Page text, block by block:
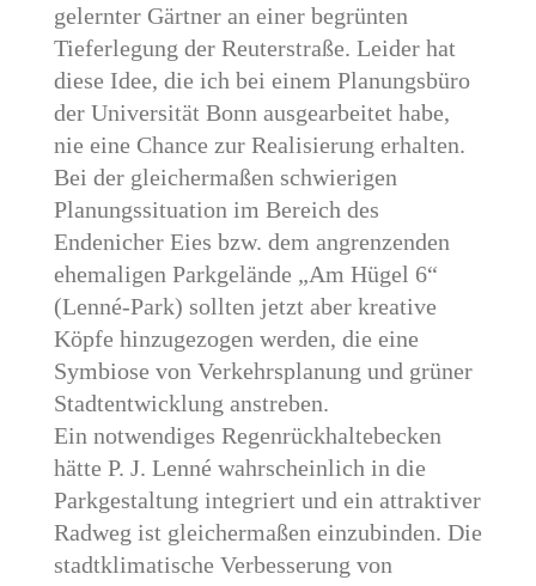
gelernter Gärtner an einer begrünten
Tieferlegung der Reuterstraße. Leider hat
diese Idee, die ich bei einem Planungsbüro
der Universität Bonn ausgearbeitet habe,
nie eine Chance zur Realisierung erhalten.
Bei der gleichermaßen schwierigen
Planungssituation im Bereich des
Endenicher Eies bzw. dem angrenzenden
ehemaligen Parkgelände „Am Hügel 6“
(Lenné-Park) sollten jetzt aber kreative
Köpfe hinzugezogen werden, die eine
Symbiose von Verkehrsplanung und grüner
Stadtentwicklung anstreben.
Ein notwendiges Regenrückhaltebecken
hätte P. J. Lenné wahrscheinlich in die
Parkgestaltung integriert und ein attraktiver
Radweg ist gleichermaßen einzubinden. Die
stadtklimatische Verbesserung von